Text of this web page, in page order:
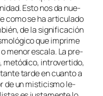
Esto nos da nue­
co­mo se ha ar­ti­cu­la­do
de la sig­ni­fi­ca­ción
que im­pri­me
me­nor es­ca­la. La pre­
me­tó­di­co, in­tro­ver­ti­do,
tar­de en cuan­to a
de un mis­ti­cis­mo le­